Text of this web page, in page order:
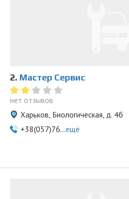
2. Мастер Сервис
нет отзывов
Харьков, Биологическая, д. 4б
+38(057)76...ещё